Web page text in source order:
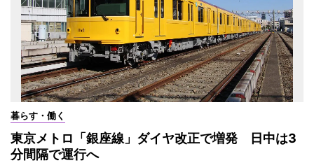
暮らす・働く
東京メトロ「銀座線」ダイヤ改正で増発 日中は3
分間隔で運行へ